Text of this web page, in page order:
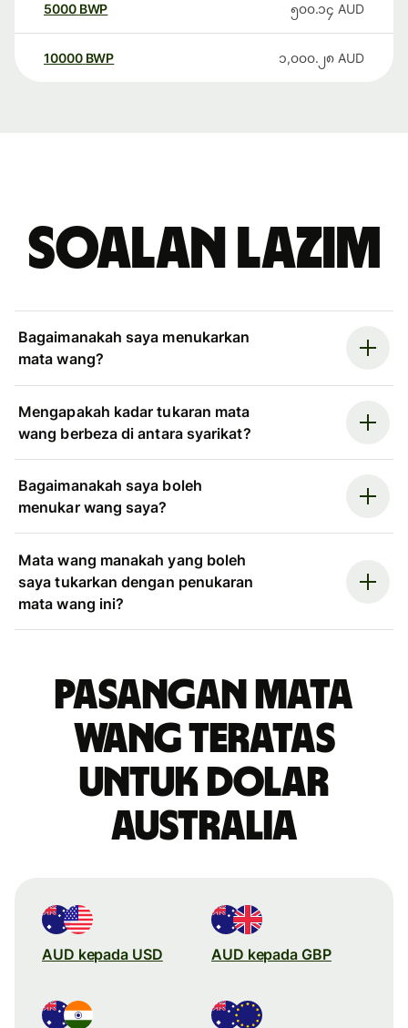
5000 BWP ၅၀၀.၁၄ AUD
10000 BWP ၁,၀၀၀.၂၈ AUD
Soalan Lazim
Bagaimanakah saya menukarkan
mata wang?
Mengapakah kadar tukaran mata
wang berbeza di antara syarikat?
Bagaimanakah saya boleh
menukar wang saya?
Mata wang manakah yang boleh
saya tukarkan dengan penukaran
mata wang ini?
Pasangan mata
wang teratas
untuk dolar
Australia
AUD kepada USD AUD kepada GBP